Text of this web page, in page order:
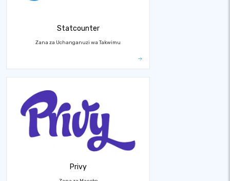
Statcounter
Zana za Uchanganuzi wa Takwimu
Privy